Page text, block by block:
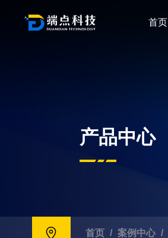
首页
产品中心
首页 / 案例中心 /